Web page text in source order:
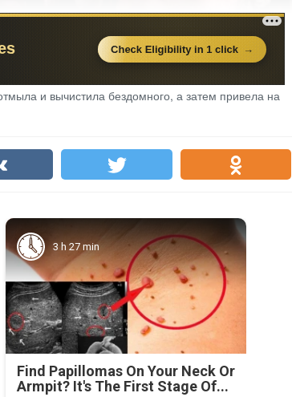
и вычистила бездомного, а затем привела на
3 h 27 min
Find Papillomas On Your Neck Or
Armpit? It's The First Stage Of...